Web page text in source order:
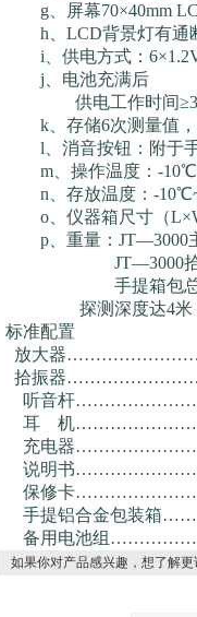
g、屏幕70×40mm
h、LCD背景灯有通
i、供电方式：
j、电池充满后
供电工作时间≥35
k、存储6次测量值，
l、消音按钮：附于
m、操作温度：-
n、存放温度：-
o、仪器箱尺寸（
p、重量：JT—3000主
JT—3000拾振器
手提箱包总重
探测深度达4米
标准配置
放大器……………………1
拾振器
听音杆
耳 机
充电器
说明书
保修卡
手提铝合金包装箱
备用电池组
如果你对产品感兴趣，想了解